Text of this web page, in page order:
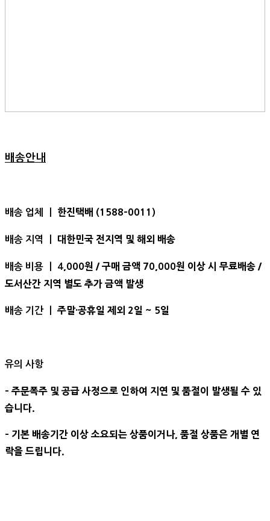
배송안내
배송 업체 ㅣ 한진택배 (1588-0011)
배송 지역 ㅣ 대한민국 전지역 및 해외 배송
배송 비용 ㅣ 4 ,000원 / 구매 금액 70,000원 이상 시 무료배송 /
도서산간 지역 별도 추가 금액 발생
배송 기간 ㅣ 주말·공휴일 제외 2일 ~ 5일
유의 사항
- 주문폭주 및 공급 사정으로 인하여 지연 및 품절이 발생될 수 있
습니다.
- 기본 배송기간 이상 소요되는 상품이거나, 품절 상품은 개별 연
락을 드립니다.